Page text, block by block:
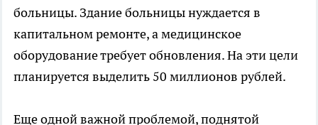
больницы. Здание больницы нуждается в
капитальном ремонте, а медицинское
оборудование требует обновления. На эти цели
планируется выделить 50 миллионов рублей.
Еще одной важной проблемой, поднятой